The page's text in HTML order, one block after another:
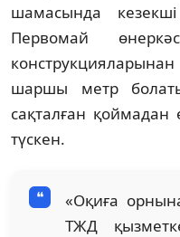
шамасында
Первомай
шаршы метр
сақталған
түскен.
«Оқиға
ТЖД